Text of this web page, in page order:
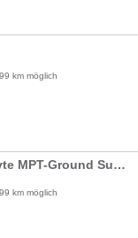
km möglich
Bühne 12x10 m - Prolyte MPT-Ground Support
km möglich